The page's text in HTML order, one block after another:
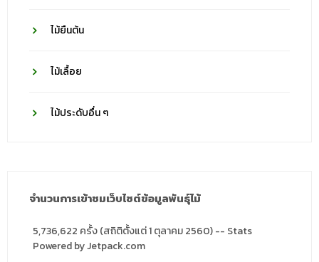
ไม้ยืนต้น
ไม้เลื้อย
ไม้ประดับอื่น ๆ
จำนวนการเข้าชมเว็บไซต์ข้อมูลพันธุ์ไม้
5,736,622 ครั้ง (สถิติตั้งแต่ 1 ตุลาคม 2560) -- Stats
Powered by Jetpack.com